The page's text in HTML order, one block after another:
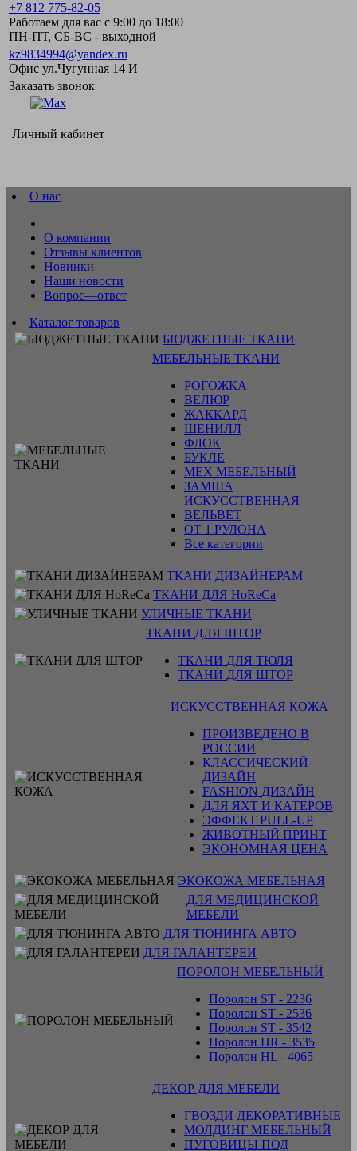
+7 812 775-82-05
Работаем для вас с 9:00 до 18:00
ПН-ПТ, СБ-ВС - выходной
kz9834994@yandex.ru
Офис ул.Чугунная 14 И
Заказать звонок
Личный кабинет
О нас
О компании
Отзывы клиентов
Новинки
Наши новости
Вопрос—ответ
Каталог товаров
БЮДЖЕТНЫЕ ТКАНИ
МЕБЕЛЬНЫЕ ТКАНИ
РОГОЖКА
ВЕЛЮР
ЖАККАРД
ШЕНИЛЛ
ФЛОК
БУКЛЕ
МЕХ МЕБЕЛЬНЫЙ
ЗАМША
ИСКУССТВЕННАЯ
ВЕЛЬВЕТ
ОТ 1 РУЛОНА
Все категории
ТКАНИ ДИЗАЙНЕРАМ
ТКАНИ ДЛЯ HoReCa
УЛИЧНЫЕ ТКАНИ
ТКАНИ ДЛЯ ШТОР
ТКАНИ ДЛЯ ТЮЛЯ
ТКАНИ ДЛЯ ШТОР
ИСКУССТВЕННАЯ КОЖА
ПРОИЗВЕДЕНО В
РОССИИ
КЛАССИЧЕСКИЙ
ДИЗАЙН
FASHION ДИЗАЙН
ДЛЯ ЯХТ И КАТЕРОВ
ЭФФЕКТ PULL-UP
ЖИВОТНЫЙ ПРИНТ
ЭКОНОМНАЯ ЦЕНА
ЭКОКОЖА МЕБЕЛЬНАЯ
ДЛЯ МЕДИЦИНСКОЙ
МЕБЕЛИ
ДЛЯ ТЮНИНГА АВТО
ДЛЯ ГАЛАНТЕРЕИ
ПОРОЛОН МЕБЕЛЬНЫЙ
Поролон ST - 2236
Поролон ST - 2536
Поролон ST - 3542
Поролон HR - 3535
Поролон HL - 4065
ДЕКОР ДЛЯ МЕБЕЛИ
ГВОЗДИ ДЕКОРАТИВНЫЕ
МОЛДИНГ МЕБЕЛЬНЫЙ
ПУГОВИЦЫ ПОД